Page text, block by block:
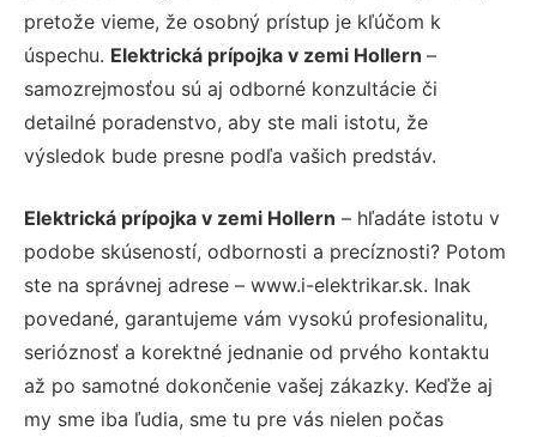
pretože vieme, že osobný prístup je kľúčom k
úspechu. Elektrická prípojka v zemi Hollern –
samozrejmosťou sú aj odborné konzultácie či
detailné poradenstvo, aby ste mali istotu, že
výsledok bude presne podľa vašich predstáv.
Elektrická prípojka v zemi Hollern – hľadáte istotu v
podobe skúseností, odbornosti a precíznosti? Potom
ste na správnej adrese – www.i-elektrikar.sk. Inak
povedané, garantujeme vám vysokú profesionalitu,
serióznosť a korektné jednanie od prvého kontaktu
až po samotné dokončenie vašej zákazky. Keďže aj
my sme iba ľudia, sme tu pre vás nielen počas